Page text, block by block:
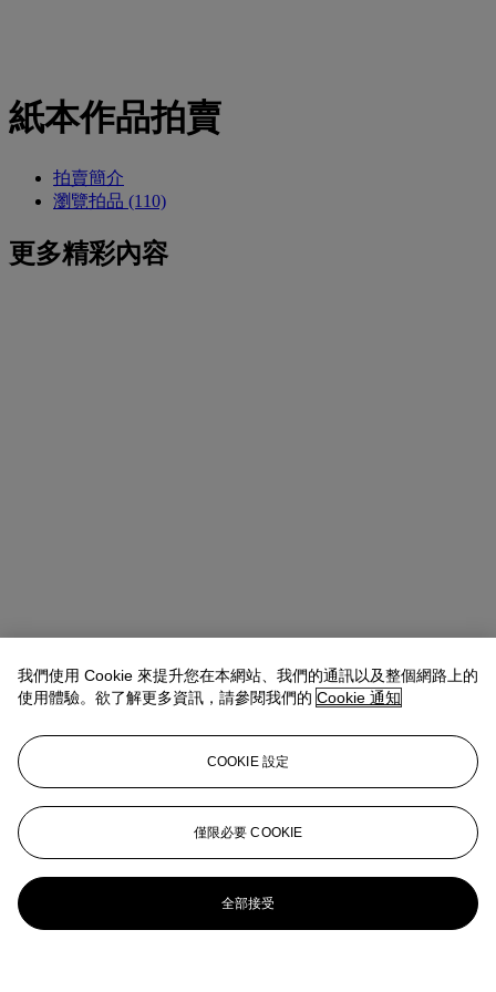
紙本作品拍賣
拍賣簡介
瀏覽拍品 (110)
更多精彩內容
我們使用 Cookie 來提升您在本網站、我們的通訊以及整個網路上的
使用體驗。欲了解更多資訊，請參閱我們的 Cookie 通知
COOKIE 設定
僅限必要 COOKIE
全部接受